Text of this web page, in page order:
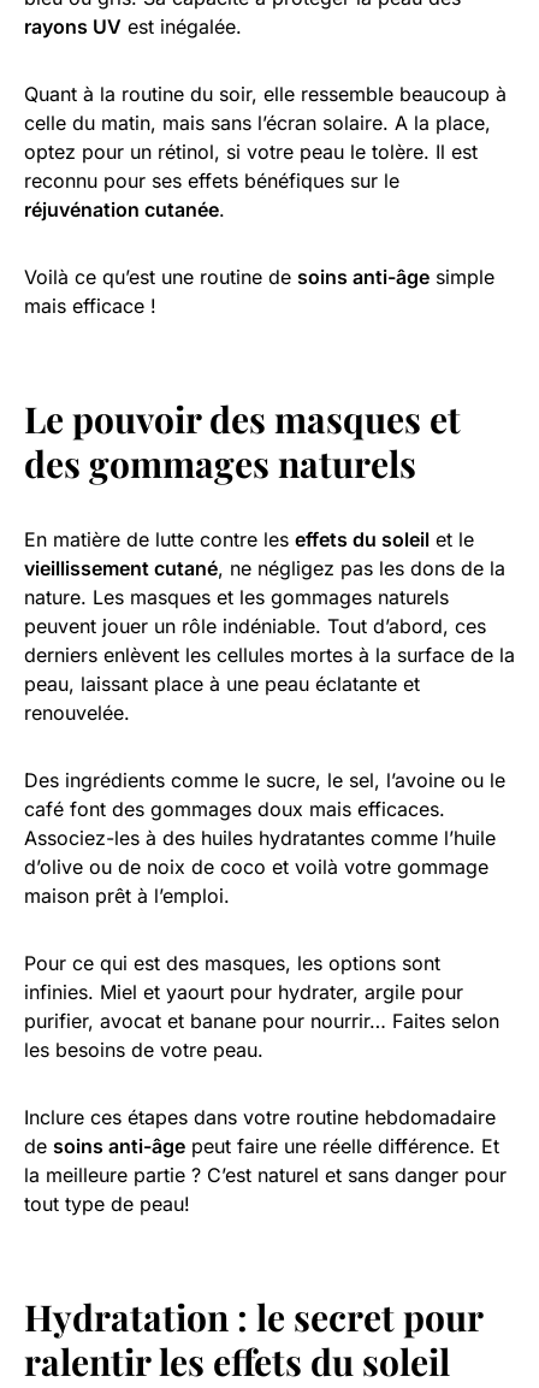
rayons UV est inégalée.
Quant à la routine du soir, elle ressemble beaucoup à
celle du matin, mais sans l’écran solaire. A la place,
optez pour un rétinol, si votre peau le tolère. Il est
reconnu pour ses effets bénéfiques sur le
réjuvénation cutanée.
Voilà ce qu’est une routine de soins anti-âge simple
mais efficace !
Le pouvoir des masques et
des gommages naturels
En matière de lutte contre les effets du soleil et le
vieillissement cutané, ne négligez pas les dons de la
nature. Les masques et les gommages naturels
peuvent jouer un rôle indéniable. Tout d’abord, ces
derniers enlèvent les cellules mortes à la surface de la
peau, laissant place à une peau éclatante et
renouvelée.
Des ingrédients comme le sucre, le sel, l’avoine ou le
café font des gommages doux mais efficaces.
Associez-les à des huiles hydratantes comme l’huile
d’olive ou de noix de coco et voilà votre gommage
maison prêt à l’emploi.
Pour ce qui est des masques, les options sont
infinies. Miel et yaourt pour hydrater, argile pour
purifier, avocat et banane pour nourrir… Faites selon
les besoins de votre peau.
Inclure ces étapes dans votre routine hebdomadaire
de soins anti-âge peut faire une réelle différence. Et
la meilleure partie ? C’est naturel et sans danger pour
tout type de peau!
Hydratation : le secret pour
ralentir les effets du soleil